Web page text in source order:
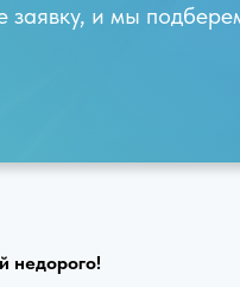
заявку, и мы
недорого!